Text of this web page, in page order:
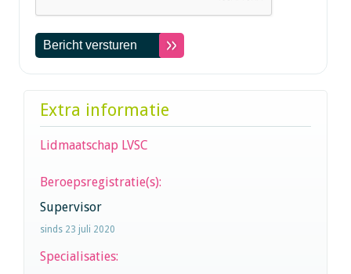
Extra informatie
Lidmaatschap LVSC
Beroepsregistratie(s):
Supervisor
sinds 23 juli 2020
Specialisaties: